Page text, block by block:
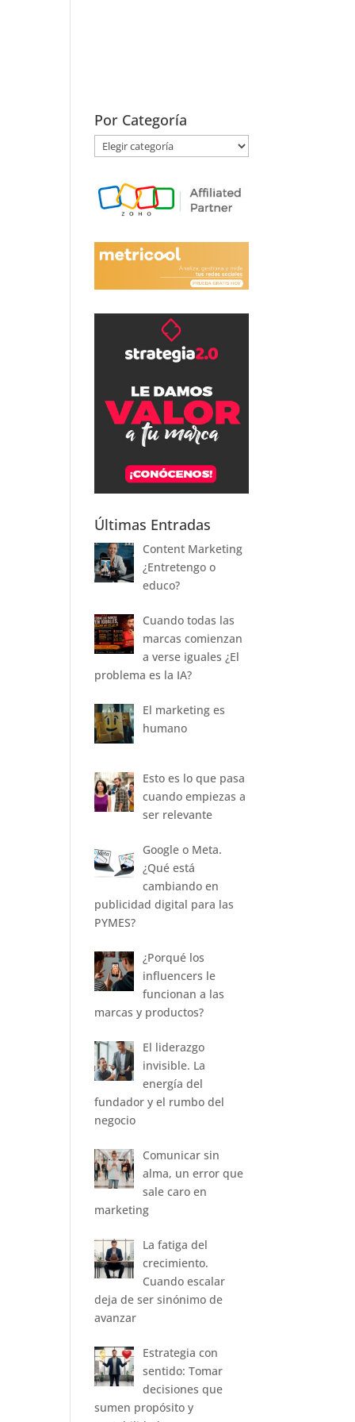
Por Categoría
Por
Categoría
Últimas Entradas
Content Marketing
¿Entretengo o
educo?
Cuando todas las
marcas comienzan
a verse iguales ¿El
problema es la IA?
El marketing es
humano
Esto es lo que pasa
cuando empiezas a
ser relevante
Google o Meta.
¿Qué está
cambiando en
publicidad digital para las
PYMES?
¿Porqué los
influencers le
funcionan a las
marcas y productos?
El liderazgo
invisible. La
energía del
fundador y el rumbo del
negocio
Comunicar sin
alma, un error que
sale caro en
marketing
La fatiga del
crecimiento.
Cuando escalar
deja de ser sinónimo de
avanzar
Estrategia con
sentido: Tomar
decisiones que
sumen propósito y